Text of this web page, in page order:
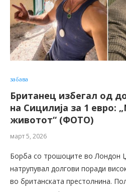
забава
Британец избегал од
на Сицилија за 1 евро:
животот“ (ФОТО)
март 5, 2026
Борба со трошоците во Лондон
натрупувал долгови поради
во британската престолнина.